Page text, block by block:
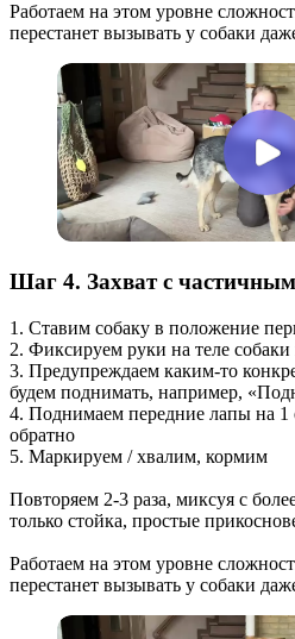
Работаем на этом уровне
перестанет вызывать у собаки
Шаг 4. Захват с
1. Ставим собаку в положение
2. Фиксируем руки на теле собаки
3. Предупреждаем каким-то
будем поднимать, например,
4. Поднимаем передние лапы на 1
обратно
5. Маркируем / хвалим, кормим
Повторяем 2-3 раза, миксуя с
только стойка, простые
Работаем на этом уровне
перестанет вызывать у собаки